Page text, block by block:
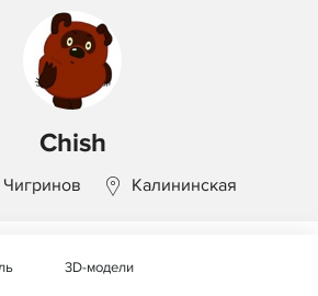
Chish
Калининская
3D-модели